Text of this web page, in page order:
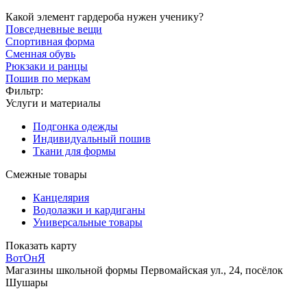
Какой элемент гардероба нужен ученику?
Повседневные вещи
Спортивная форма
Сменная обувь
Рюкзаки и ранцы
Пошив по меркам
Фильтр:
Услуги и материалы
Подгонка одежды
Индивидуальный пошив
Ткани для формы
Смежные товары
Канцелярия
Водолазки и кардиганы
Универсальные товары
Показать карту
ВотОнЯ
Магазины школьной формы Первомайская ул., 24, посёлок
Шушары